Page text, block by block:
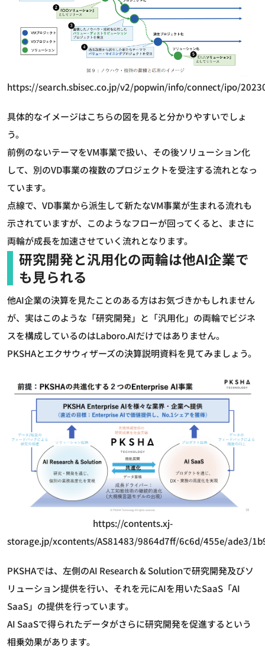
https://search.sbisec.co.jp/v2/popwin/info/connect/ipo/
具体的なイメージはこちらの図を見ると分かりやすいでしょ
う。
前例のないテーマをVM事業で扱い、その後ソリューション化
して、別のVD事業の複数のプロジェクトを受注する流れとなっ
ています。
点線で、VD事業から派生して新たなVM事業が生まれる流れも
示されていますが、このようなフローが回ってくると、まさに
両輪が成長を加速させていく流れとなります。
研究開発と汎用化の両輪は他AI企業で
も見られる
他AI企業の決算を見たことのある方はお気づきかもしれません
が、実はこのような「研究開発」と「汎用化」の両輪でビジネ
スを構成しているのはLaboro.AIだけではありません。
PKSHAとエクサウィザーズの決算説明資料を見てみましょう。
https://contents.xj-
storage.jp/xcontents/AS81483/9864d7ff/6c6d/455e/ade3/
PKSHAでは、左側のAI Research & Solutionで研究開発及びソ
リューション提供を行い、それを元にAIを用いたSaaS「AI
SaaS」の提供を行っています。
AI SaaSで得られたデータがさらに研究開発を促進するという
相乗効果があります。